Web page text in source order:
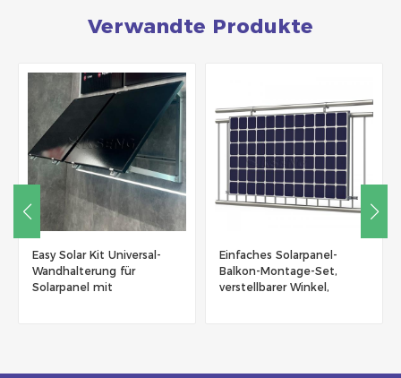
Verwandte Produkte
Easy Solar Kit Universal-
Wandhalterung für
Solarpanel mit
Einfaches Solarpanel-
Balkon-Montage-Set,
verstellbarer Winkel,